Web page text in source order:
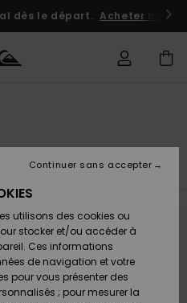
dès le départ. Acheter
Plage & Poncho Sacs &
nos produits seront
utilisons des cookies ou
stocker et/ou accéder à
Ces informations
de navigation et votre
pour vous présenter des
; pour mesurer la
Continuer sans accepter